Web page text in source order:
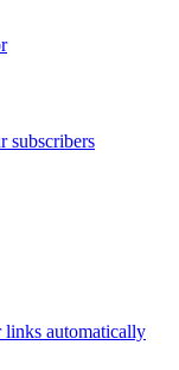
subscribers
links automatically